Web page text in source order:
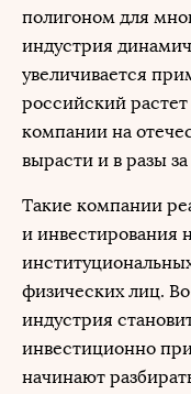
полигоном для
индустрия
увеличивается
российский
компании на
вырасти и в разы за
Такие компании
и инвестирования
физических лиц.
индустрия
инвестиционно
начинают